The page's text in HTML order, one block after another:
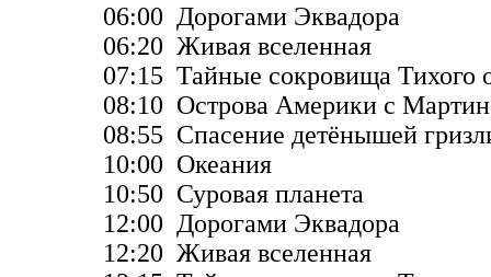
06:00 Дорогами Эквадора
06:20 Живая вселенная
07:15 Тайные сокровища Тихого
08:10 Острова Америки с
08:55 Спасение детёнышей
10:00 Океания
10:50 Суровая планета
12:00 Дорогами Эквадора
12:20 Живая вселенная